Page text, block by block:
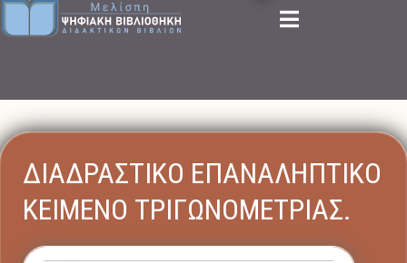
ΔΙΑΔΡΑΣΤΙΚΟ ΕΠΑΝΑΛΗΠΤΙΚΟ
ΚΕΙΜΕΝΟ ΤΡΙΓΩΝΟΜΕΤΡΙΑΣ.